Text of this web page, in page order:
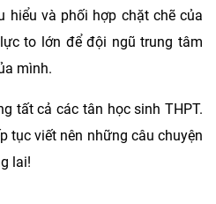
hiểu và phối hợp chặt chẽ của
to lớn để đội ngũ trung tâm
mình.
tất cả các tân học sinh THPT.
tục viết nên những câu chuyện
lai!